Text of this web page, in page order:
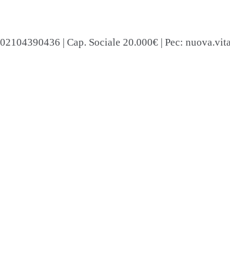
| Cap. Sociale 20.000€ | Pec: